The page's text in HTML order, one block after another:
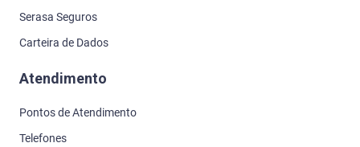
Serasa Seguros
Carteira de Dados
Atendimento
Pontos de Atendimento
Telefones